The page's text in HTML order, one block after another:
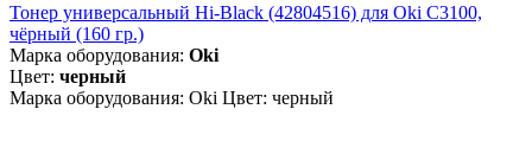
Тонер универсальный Hi-Black (42804516) для Oki С3100,
чёрный (160 гр.)
Марка оборудования: Oki
Цвет: черный
Марка оборудования: Oki Цвет: черный